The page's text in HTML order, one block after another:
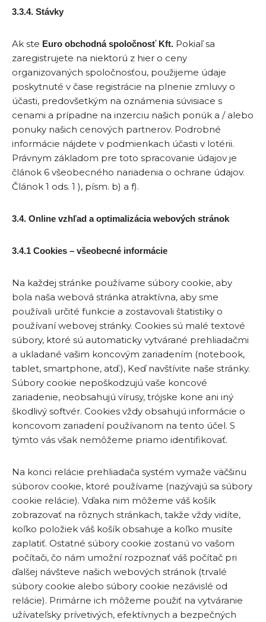
3.3.4. Stávky
Ak ste Euro obchodná spoločnosť Kft. Pokiaľ sa
zaregistrujete na niektorú z hier o ceny
organizovaných spoločnosťou, použijeme údaje
poskytnuté v čase registrácie na plnenie zmluvy o
účasti, predovšetkým na oznámenia súvisiace s
cenami a prípadne na inzerciu našich ponúk a / alebo
ponuky našich cenových partnerov. Podrobné
informácie nájdete v podmienkach účasti v lotérii.
Právnym základom pre toto spracovanie údajov je
článok 6 všeobecného nariadenia o ochrane údajov.
Článok 1 ods. 1 ), písm. b) a f).
3.4. Online vzhľad a optimalizácia webových stránok
3.4.1 Cookies – všeobecné informácie
Na každej stránke používame súbory cookie, aby
bola naša webová stránka atraktívna, aby sme
používali určité funkcie a zostavovali štatistiky o
používaní webovej stránky. Cookies sú malé textové
súbory, ktoré sú automaticky vytvárané prehliadačmi
a ukladané vašim koncovým zariadením (notebook,
tablet, smartphone, atď.), Keď navštívite naše stránky.
Súbory cookie nepoškodzujú vaše koncové
zariadenie, neobsahujú vírusy, trójske kone ani iný
škodlivý softvér. Cookies vždy obsahujú informácie o
koncovom zariadení používanom na tento účel. S
týmto vás však nemôžeme priamo identifikovať.
Na konci relácie prehliadača systém vymaže väčšinu
súborov cookie, ktoré používame (nazývajú sa súbory
cookie relácie). Vďaka nim môžeme váš košík
zobrazovať na rôznych stránkach, takže vždy vidíte,
koľko položiek váš košík obsahuje a koľko musíte
zaplatiť. Ostatné súbory cookie zostanú vo vašom
počítači, čo nám umožní rozpoznať váš počítač pri
ďalšej návšteve našich webových stránok (trvalé
súbory cookie alebo súbory cookie nezávislé od
relácie). Primárne ich môžeme použiť na vytváranie
užívateľsky prívetivých, efektívnych a bezpečných